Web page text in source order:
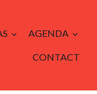
AGENDA
CONTACT